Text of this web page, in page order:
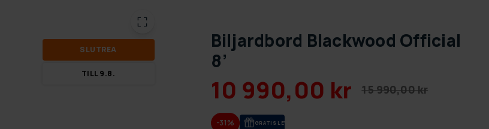
SLUT­REA
TILL 9.8.
Biljardbord Blackwood Official
8’
10 990,00 kr 15 990,00 kr
-31% GRA­TIS LE­VE­RANS